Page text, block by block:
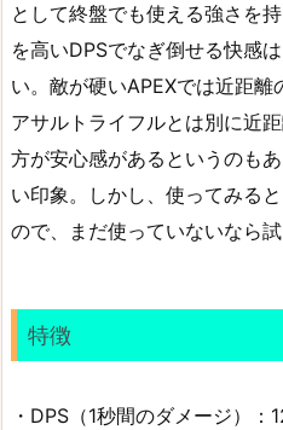
として終盤でも使える強さを
を高いDPSでなぎ倒せる快感
い。敵が硬いAPEXでは近距
アサルトライフルとは別に近
方が安心感があるというのも
い印象。しかし、使ってみる
ので、まだ使っていないなら
特徴
・DPS（1秒間のダメージ）：